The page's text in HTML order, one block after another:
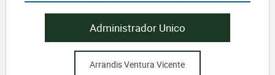
Administrador Unico
Arrandis Ventura Vicente